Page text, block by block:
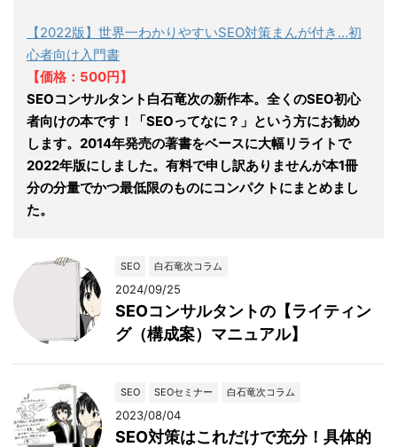
【2022版】世界一わかりやすいSEO対策まんが付き…初
心者向け入門書
【価格：500円】
SEOコンサルタント白石竜次の新作本。全くのSEO初心
者向けの本です！「SEOってなに？」という方にお勧め
します。2014年発売の著書をベースに大幅リライトで
2022年版にしました。有料で申し訳ありませんが本1冊
分の分量でかつ最低限のものにコンパクトにまとめまし
た。
SEO 白石竜次コラム
2024/09/25
SEOコンサルタントの【ライティン
グ（構成案）マニュアル】
SEO SEOセミナー 白石竜次コラム
2023/08/04
SEO対策はこれだけで充分！具体的